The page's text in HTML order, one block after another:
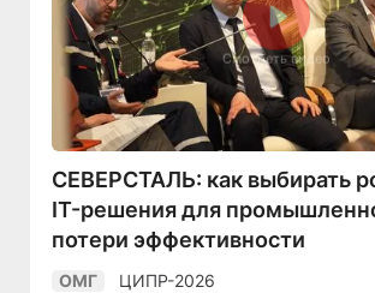
Смотреть видео
СЕВЕРСТАЛЬ: как выбирать
IT-решения для
потери эффективности
ОМГ ЦИПР-2026